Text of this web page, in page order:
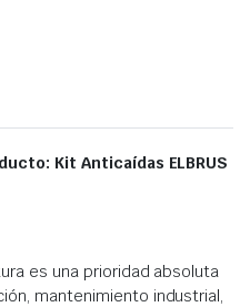
Kit Anticaídas ELBRUS
es una prioridad absoluta
mantenimiento industrial,